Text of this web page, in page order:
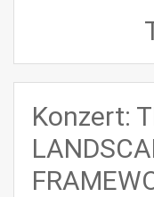
Konzert: